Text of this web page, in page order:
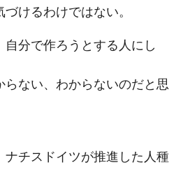
けるわけではない。
自分で作ろうとする人にし
ない、わからないのだと思
ナチスドイツが推進した人種